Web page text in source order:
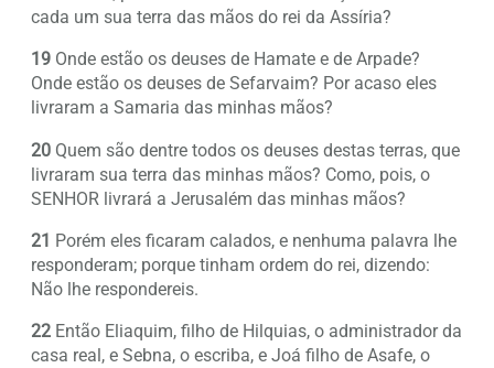
cada um sua terra das mãos do rei da Assíria?
19 Onde estão os deuses de Hamate e de Arpade?
Onde estão os deuses de Sefarvaim? Por acaso eles
livraram a Samaria das minhas mãos?
20 Quem são dentre todos os deuses destas terras, que
livraram sua terra das minhas mãos? Como, pois, o
SENHOR livrará a Jerusalém das minhas mãos?
21 Porém eles ficaram calados, e nenhuma palavra lhe
responderam; porque tinham ordem do rei, dizendo:
Não lhe respondereis.
22 Então Eliaquim, filho de Hilquias, o administrador da
casa real, e Sebna, o escriba, e Joá filho de Asafe, o